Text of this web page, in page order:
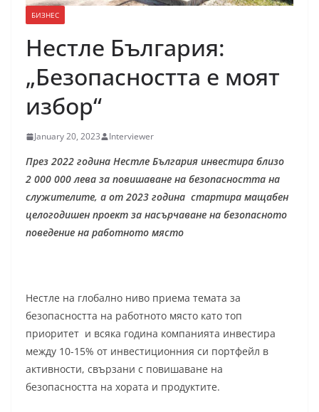
БИЗНЕС
Нестле България:
„Безопасността е моят
избор“
January 20, 2023 Interviewer
През 2022 година Нестле България инвестира близо
2 000 000 лева за повишаване на безопасността на
служителите, а от 2023 година стартира мащабен
целогодишен проект за насърчаване на безопасното
поведение на работното място
Нестле на глобално ниво приема темата за
безопасността на работното място като топ
приоритет и всяка година компанията инвестира
между 10-15% от инвестиционния си портфейл в
активности, свързани с повишаване на
безопасността на хората и продуктите.